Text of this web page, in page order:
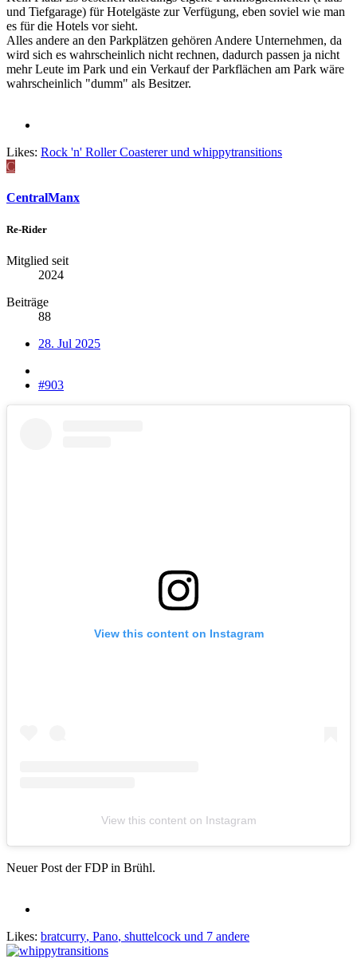
und Tiefgarage) für Hotelgäste zur Verfügung, eben soviel wie man
es für die Hotels vor sieht.
Alles andere an den Parkplätzen gehören Andere Unternehmen, da
wird sich es wahrscheinlich nicht rechnen, dadurch passen ja nicht
mehr Leute im Park und ein Verkauf der Parkflächen am Park wäre
wahrscheinlich "dumm" als Besitzer.
Likes: Rock 'n' Roller Coastererund whippytransitions
C
CentralManx
Re-Rider
Mitglied seit
2024
Beiträge
88
28. Jul 2025
#903
View this content on Instagram
View this content on Instagram
Neuer Post der FDP in Brühl.
Likes: bratcurry, Pano, shuttelcock und 7 andere